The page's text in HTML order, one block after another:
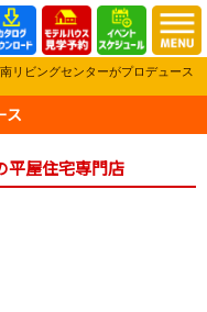
リビングセンターがプロデュース
ス
平屋住宅専門店